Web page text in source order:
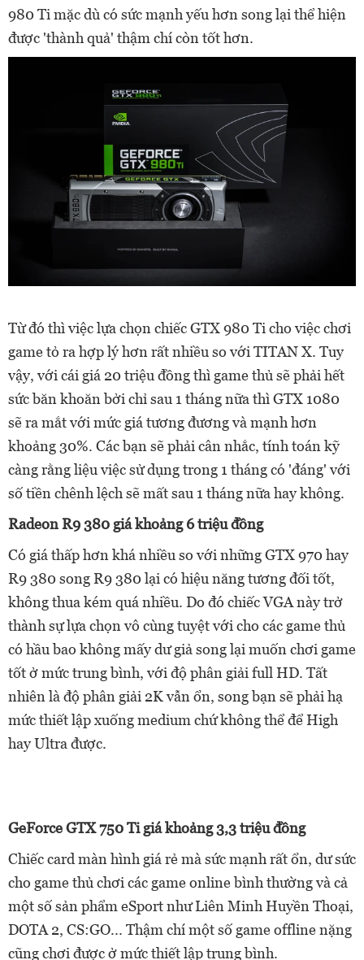
980 Ti mặc dù có sức mạnh yếu hơn song lại thể hiện
được 'thành quả' thậm chí còn tốt hơn.
Từ đó thì việc lựa chọn chiếc GTX 980 Ti cho việc chơi
game tỏ ra hợp lý hơn rất nhiều so với TITAN X. Tuy
vậy, với cái giá 20 triệu đồng thì game thủ sẽ phải hết
sức băn khoăn bởi chỉ sau 1 tháng nữa thì GTX 1080
sẽ ra mắt với mức giá tương đương và mạnh hơn
khoảng 30%. Các bạn sẽ phải cân nhắc, tính toán kỹ
càng rằng liệu việc sử dụng trong 1 tháng có 'đáng' với
số tiền chênh lệch sẽ mất sau 1 tháng nữa hay không.
Radeon R9 380 giá khoảng 6 triệu đồng
Có giá thấp hơn khá nhiều so với những GTX 970 hay
R9 380 song R9 380 lại có hiệu năng tương đối tốt,
không thua kém quá nhiều. Do đó chiếc VGA này trở
thành sự lựa chọn vô cùng tuyệt với cho các game thủ
có hầu bao không mấy dư giả song lại muốn chơi game
tốt ở mức trung bình, với độ phân giải full HD. Tất
nhiên là độ phân giải 2K vẫn ổn, song bạn sẽ phải hạ
mức thiết lập xuống medium chứ không thể để High
hay Ultra được.
GeForce GTX 750 Ti giá khoảng 3,3 triệu đồng
Chiếc card màn hình giá rẻ mà sức mạnh rất ổn, dư sức
cho game thủ chơi các game online bình thường và cả
một số sản phẩm eSport như Liên Minh Huyền Thoại,
DOTA 2, CS:GO... Thậm chí một số game offline nặng
cũng chơi được ở mức thiết lập trung bình.